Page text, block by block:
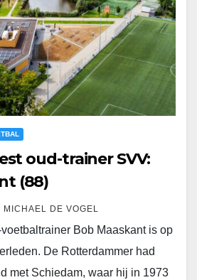
oud-trainer SVV:
(88)
MICHAEL DE VOGEL
Bob Maaskant is op
De Rotterdammer had
met Schiedam, waar hij in 1973